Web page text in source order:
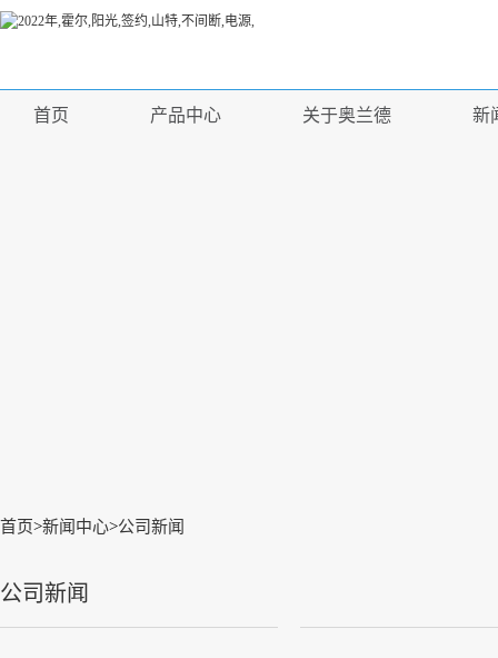
首页 产品中心 关于奥兰德 新
首页>新闻中心>公司新闻
公司新闻